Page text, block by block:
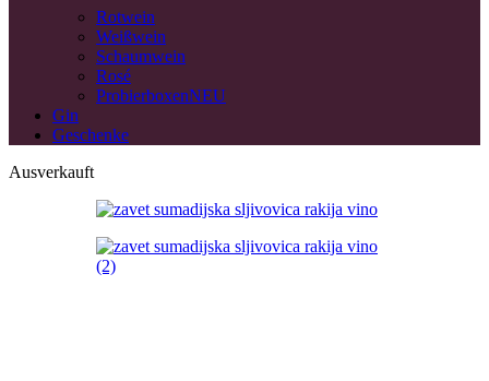
Rotwein
Weißwein
Schaumwein
Rosé
ProbierboxenNEU
Gin
Geschenke
Ausverkauft